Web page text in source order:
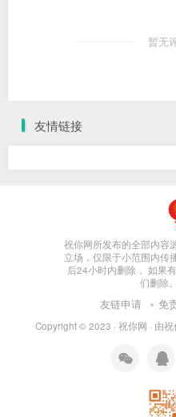
暂无
友情链接
祝你网所发布的全部内容
立场，仅限于小范围内传
后24小时内删除， 如果
们删除
友链申请 免
Copyright © 2023 · 祝你网 · 由祝